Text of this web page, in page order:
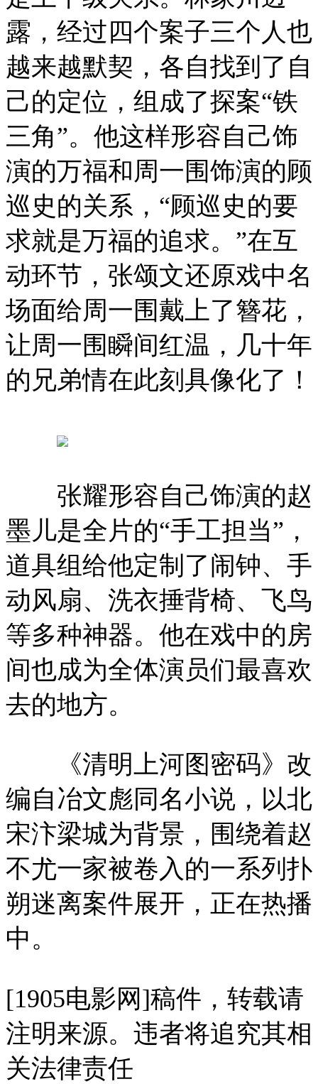
露，经过四个案子三个人也
越来越默契，各自找到了自
己的定位，组成了探案“铁
三角”。他这样形容自己饰
演的万福和周一围饰演的顾
巡史的关系，“顾巡史的要
求就是万福的追求。”在互
动环节，张颂文还原戏中名
场面给周一围戴上了簪花，
让周一围瞬间红温，几十年
的兄弟情在此刻具像化了！
张耀形容自己饰演的赵
墨儿是全片的“手工担当”，
道具组给他定制了闹钟、手
动风扇、洗衣捶背椅、飞鸟
等多种神器。他在戏中的房
间也成为全体演员们最喜欢
去的地方。
《清明上河图密码》改
编自冶文彪同名小说，以北
宋汴梁城为背景，围绕着赵
不尤一家被卷入的一系列扑
朔迷离案件展开，正在热播
中。
[1905电影网]稿件，转载请
注明来源。违者将追究其相
关法律责任